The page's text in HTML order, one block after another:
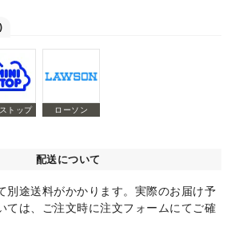
トップ ローソン
配送について
別途送料がかかります。実際のお届け予
ては、ご注文時に注文フォームにてご確